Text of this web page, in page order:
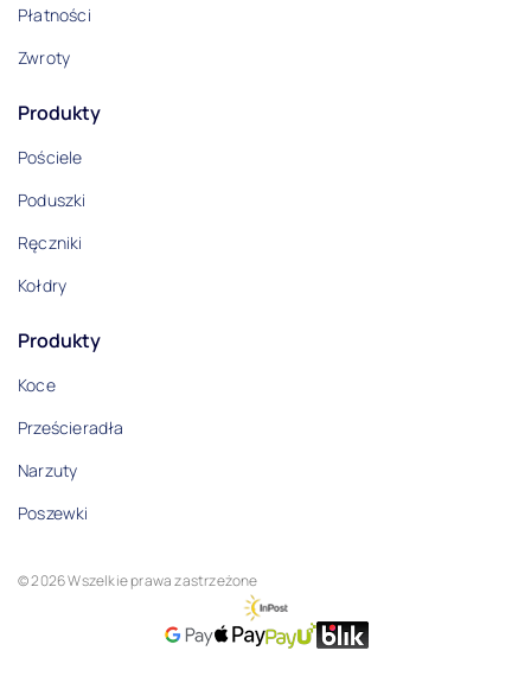
Płatności
Zwroty
Produkty
Pościele
Poduszki
Ręczniki
Kołdry
Produkty
Koce
Prześcieradła
Narzuty
Poszewki
© 2026 Wszelkie prawa zastrzeżone